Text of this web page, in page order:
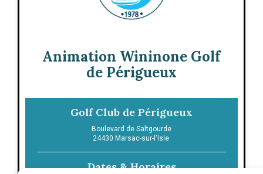
Animation Wininone Golf
de Périgueux
Golf Club de Périgueux
Boulevard de Saltgourde
24430 Marsac-sur-l'Isle
Dates & Horaires